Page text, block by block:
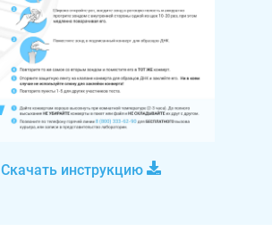
Скачать инструкцию